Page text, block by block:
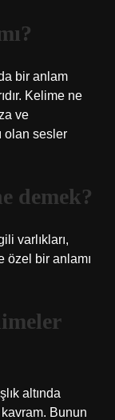
bir anlam
Kelime ne
ve
olan sesler
demek?
varlıkları,
özel bir anlamı
altında
kavram. Bunun